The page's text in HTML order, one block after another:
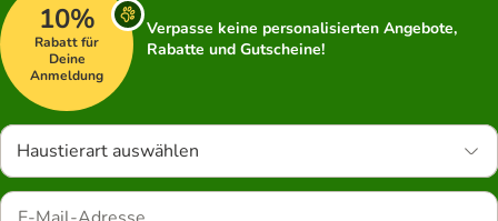
10%
Rabatt für
Deine
Anmeldung
Verpasse keine personalisierten Angebote,
Rabatte und Gutscheine!
Haustierart auswählen